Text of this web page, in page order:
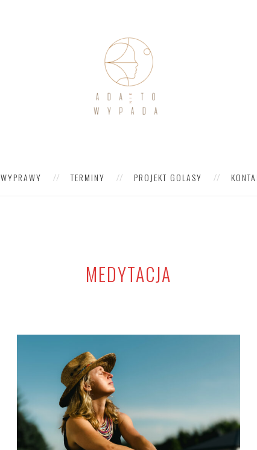
WYPRAWY TERMINY PROJEKT GOLASY
MEDYTACJA